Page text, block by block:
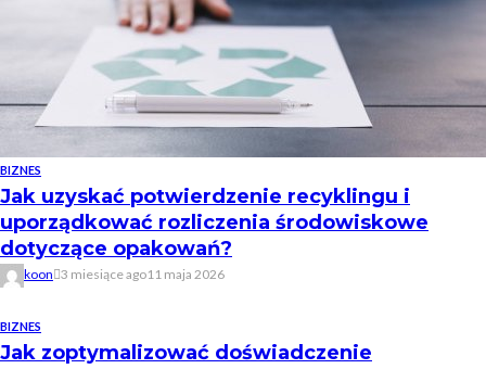
BIZNES
Jak uzyskać potwierdzenie recyklingu i
uporządkować rozliczenia środowiskowe
dotyczące opakowań?
koon 3 miesiące ago11 maja 2026
BIZNES
Jak zoptymalizować doświadczenie